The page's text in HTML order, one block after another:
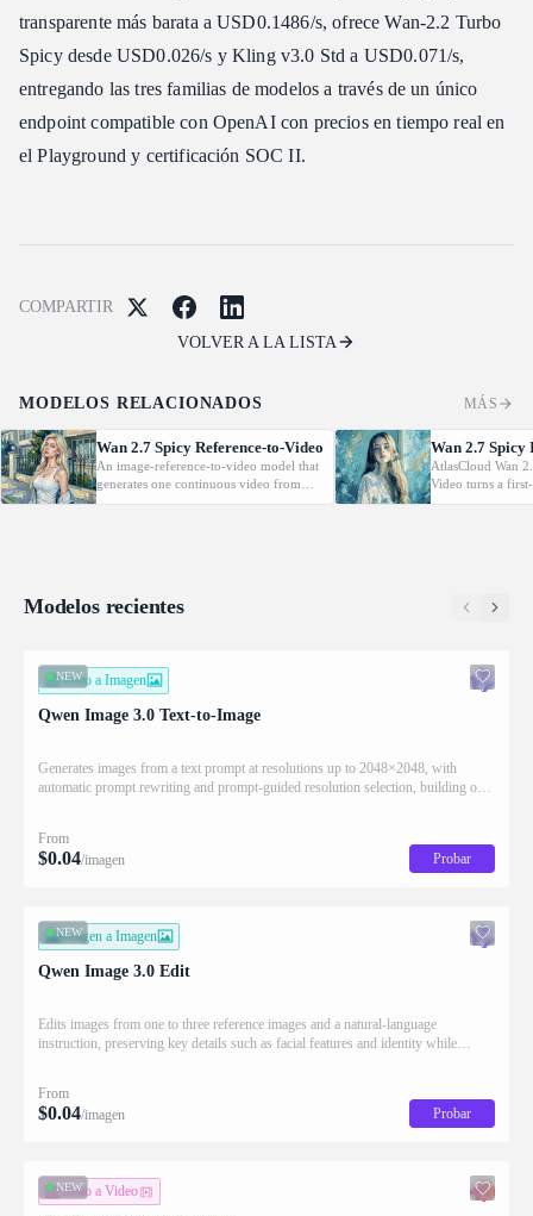
transparente más barata a USD0.1486/s, ofrece Wan-2.2 Turbo
Spicy desde USD0.026/s y Kling v3.0 Std a USD0.071/s,
entregando las tres familias de modelos a través de un único
endpoint compatible con OpenAI con precios en tiempo real en
el Playground y certificación SOC II.
COMPARTIR
VOLVER A LA LISTA
MODELOS RELACIONADOS MÁS
Wan 2.7 Spicy Reference-to-Video
An image-reference-to-video model that
generates one continuous video from
one to four reference images with precise
Wan 2.7 Spicy
AtlasCloud Wan
Video turns a
short cinematic
Modelos recientes
NEW
Texto a Imagen
Qwen Image 3.0 Text-to-Image
Generates images from a text prompt at resolutions up to 2048×2048, with
automatic prompt rewriting and prompt-guided resolution selection, building on
From
$0.04/imagen Probar
NEW
Imagen a Imagen
Qwen Image 3.0 Edit
Edits images from one to three reference images and a natural-language
instruction, preserving key details such as facial features and identity while
From
$0.04/imagen Probar
NEW
Texto a Video